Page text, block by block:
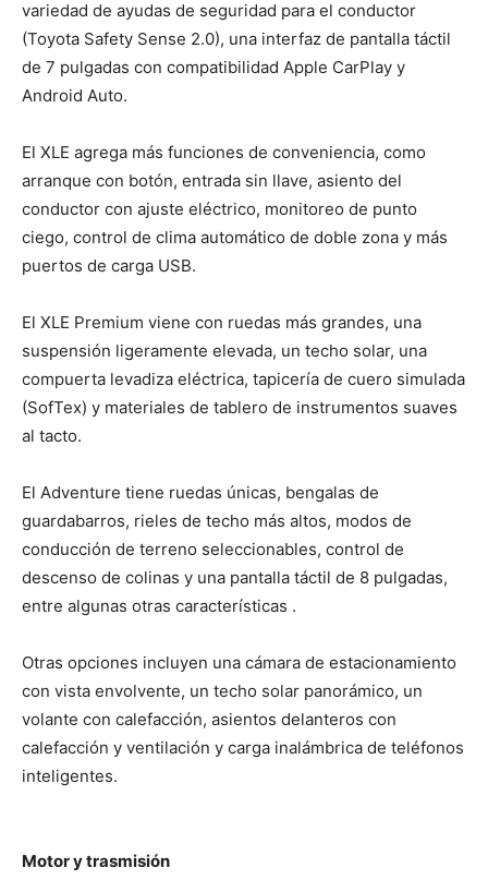
variedad de ayudas de seguridad para el conductor
(Toyota Safety Sense 2.0), una interfaz de pantalla táctil
de 7 pulgadas con compatibilidad Apple CarPlay y
Android Auto.
El XLE agrega más funciones de conveniencia, como
arranque con botón, entrada sin llave, asiento del
conductor con ajuste eléctrico, monitoreo de punto
ciego, control de clima automático de doble zona y más
puertos de carga USB.
El XLE Premium viene con ruedas más grandes, una
suspensión ligeramente elevada, un techo solar, una
compuerta levadiza eléctrica, tapicería de cuero simulada
(SofTex) y materiales de tablero de instrumentos suaves
al tacto.
El Adventure tiene ruedas únicas, bengalas de
guardabarros, rieles de techo más altos, modos de
conducción de terreno seleccionables, control de
descenso de colinas y una pantalla táctil de 8 pulgadas,
entre algunas otras características .
Otras opciones incluyen una cámara de estacionamiento
con vista envolvente, un techo solar panorámico, un
volante con calefacción, asientos delanteros con
calefacción y ventilación y carga inalámbrica de teléfonos
inteligentes.
Motor y trasmisión